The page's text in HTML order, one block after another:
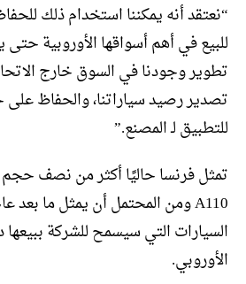
تطوير وجودنا في السوق خارج
تصدير رصيد سياراتنا، والحفاظ
للتطبيق لـ المصنع.”
السيارات التي سيسمح للشركة ببيعها
الأوروبي.